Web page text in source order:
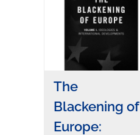
The
Blackening of
Europe: